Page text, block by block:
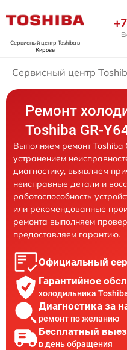
Сервисный центр Toshibaв
Кирове
Сервисный центр
Ремонт
Toshiba GR-
Выполняем ремонт Toshiba
устранением
диагностику, выявляем
неисправные детали и
работоспособность
или рекомендованные
ремонта выполняем
предоставляем гарантию.
Официальный
Гарантийное
холодильника
Диагностика за
ремонт по желанию
Бесплатный
в день обращения